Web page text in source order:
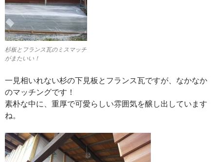
杉板とフランス瓦のミスマッチ
がまたいい！
一見相いれない杉の下見板とフランス瓦ですが、なかなか
のマッチングです！
素朴な中に、重厚で可愛らしい雰囲気を醸し出しています
ね。